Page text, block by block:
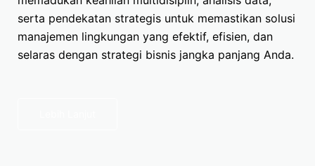
serta pendekatan strategis untuk memastikan solusi
manajemen lingkungan yang efektif, efisien, dan
selaras dengan strategi bisnis jangka panjang Anda.